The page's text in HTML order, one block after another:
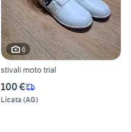
6
stivali moto trial
100 €
Licata (AG)